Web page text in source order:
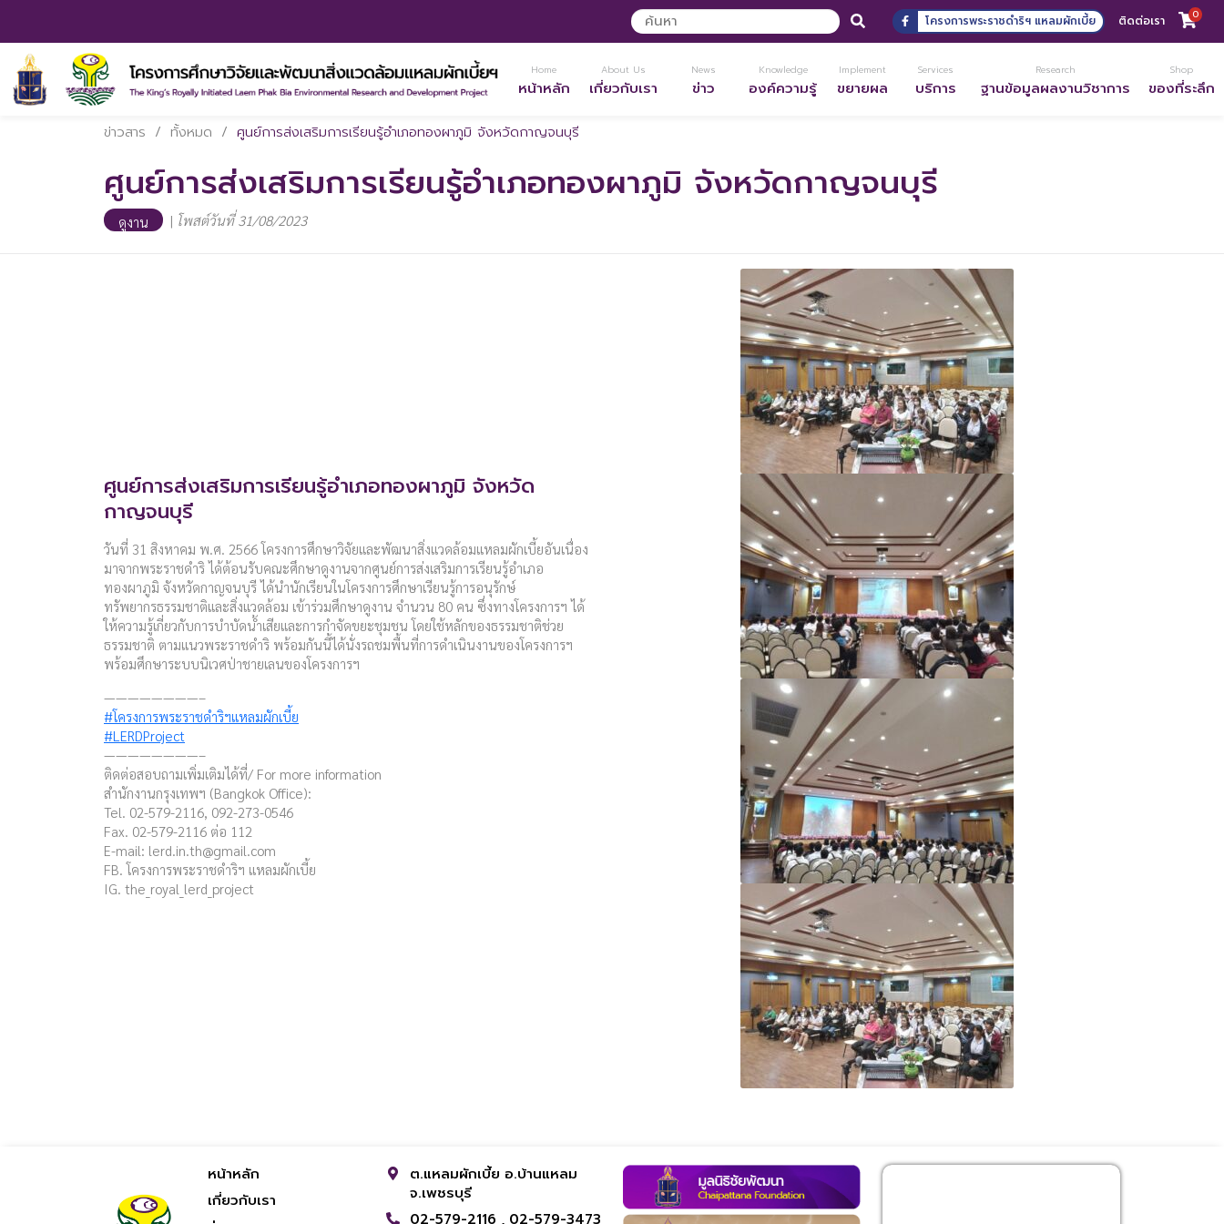
โครงการพระราชดำริฯ แหลมผักเบี้ย ติดต่อเรา 0
Home
หน้าหลัก
About Us
เกี่ยวกับเรา
News
ข่าว
Knowledge
องค์ความรู้
Implement
ขยายผล
Services
บริการ
Research
ฐานข้อมูลผลงานวิชาการ
Shop
ของที่ระลึก
ข่าวสาร / ทั้งหมด / ศูนย์การส่งเสริมการเรียนรู้อำเภอทองผาภูมิ จังหวัดกาญจนบุรี
ศูนย์การส่งเสริมการเรียนรู้อำเภอทองผาภูมิ จังหวัดกาญจนบุรี
ดูงาน | โพสต์วันที่ 31/08/2023
ศูนย์การส่งเสริมการเรียนรู้อำเภอทองผาภูมิ จังหวัด
กาญจนบุรี
วันที่ 31 สิงหาคม พ.ศ. 2566 โครงการศึกษาวิจัยและพัฒนาสิ่งแวดล้อมแหลมผักเบี้ยอันเนื่อง
มาจากพระราชดำริ ได้ต้อนรับคณะศึกษาดูงานจากศูนย์การส่งเสริมการเรียนรู้อำเภอ
ทองผาภูมิ จังหวัดกาญจนบุรี ได้นำนักเรียนในโครงการศึกษาเรียนรู้การอนุรักษ์
ทรัพยากรธรรมชาติและสิ่งแวดล้อม เข้าร่วมศึกษาดูงาน จำนวน 80 คน ซึ่งทางโครงการฯ ได้
ให้ความรู้เกี่ยวกับการบำบัดน้ำเสียและการกำจัดขยะชุมชน โดยใช้หลักของธรรมชาติช่วย
ธรรมชาติ ตามแนวพระราชดำริ พร้อมกันนี้ได้นั่งรถชมพื้นที่การดำเนินงานของโครงการฯ
พร้อมศึกษาระบบนิเวศป่าชายเลนของโครงการฯ
————————–
#โครงการพระราชดำริฯแหลมผักเบี้ย
#LERDProject
————————–
ติดต่อสอบถามเพิ่มเติมได้ที่/ For more information
สำนักงานกรุงเทพฯ (Bangkok Office):
Tel. 02-579-2116, 092-273-0546
Fax. 02-579-2116 ต่อ 112
E-mail: lerd.in.th@gmail.com
FB. โครงการพระราชดำริฯ แหลมผักเบี้ย
IG. the_royal_lerd_project
หน้าหลัก
เกี่ยวกับเรา
ต.แหลมผักเบี้ย อ.บ้านแหลม
จ.เพชรบุรี
02-579-2116 , 02-579-3473